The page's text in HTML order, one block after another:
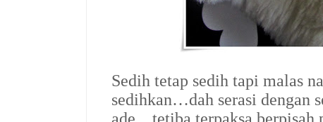
Sedih tetap sedih tapi malas
sedihkan…dah serasi dengan
ade…tetiba terpaksa